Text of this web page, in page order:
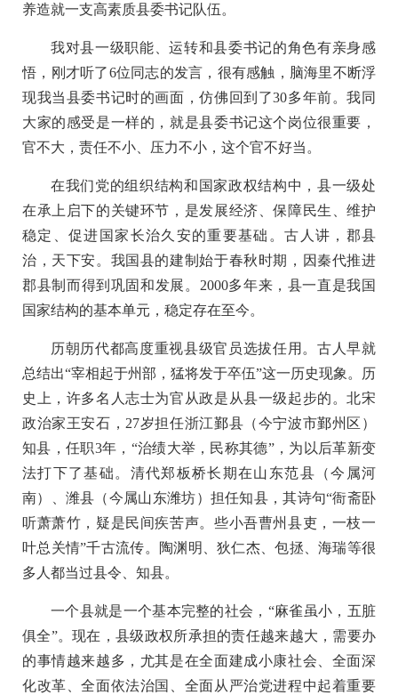
养造就一支高素质县委书记队伍。
我对县一级职能、运转和县委书记的角色有亲身感
悟，刚才听了6位同志的发言，很有感触，脑海里不断浮
现我当县委书记时的画面，仿佛回到了30多年前。我同
大家的感受是一样的，就是县委书记这个岗位很重要，
官不大，责任不小、压力不小，这个官不好当。
在我们党的组织结构和国家政权结构中，县一级处
在承上启下的关键环节，是发展经济、保障民生、维护
稳定、促进国家长治久安的重要基础。古人讲，郡县
治，天下安。我国县的建制始于春秋时期，因秦代推进
郡县制而得到巩固和发展。2000多年来，县一直是我国
国家结构的基本单元，稳定存在至今。
历朝历代都高度重视县级官员选拔任用。古人早就
总结出“宰相起于州部，猛将发于卒伍”这一历史现象。历
史上，许多名人志士为官从政是从县一级起步的。北宋
政治家王安石，27岁担任浙江鄞县（今宁波市鄞州区）
知县，任职3年，“治绩大举，民称其德”，为以后革新变
法打下了基础。清代郑板桥长期在山东范县（今属河
南）、潍县（今属山东潍坊）担任知县，其诗句“衙斋卧
听萧萧竹，疑是民间疾苦声。些小吾曹州县吏，一枝一
叶总关情”千古流传。陶渊明、狄仁杰、包拯、海瑞等很
多人都当过县令、知县。
一个县就是一个基本完整的社会，“麻雀虽小，五脏
俱全”。现在，县级政权所承担的责任越来越大，需要办
的事情越来越多，尤其是在全面建成小康社会、全面深
化改革、全面依法治国、全面从严治党进程中起着重要